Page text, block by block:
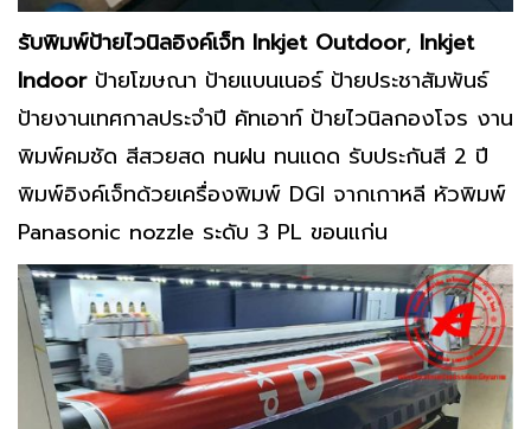
รับพิมพ์ป้ายไวนิลอิงค์เจ็ท Inkjet Outdoor, Inkjet
Indoorป้ายโฆษณา ป้ายแบนเนอร์ ป้ายประชาสัมพันธ์
ป้ายงานเทศกาลประจำปี คัทเอาท์ ป้ายไวนิลกองโจร งาน
พิมพ์คมชัด สีสวยสด ทนฝน ทนแดด รับประกันสี 2 ปี
พิมพ์อิงค์เจ็ทด้วยเครื่องพิมพ์ DGI จากเกาหลี หัวพิมพ์
Panasonic nozzle ระดับ 3 PL ขอนแก่น